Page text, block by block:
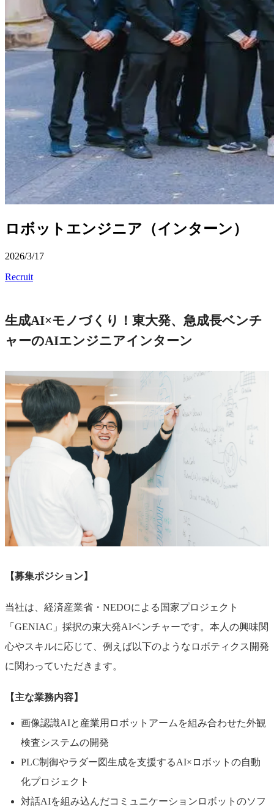
ロボットエンジニア（インターン）
2026/3/17
Recruit
生成AI×モノづくり！東大発、急成長ベンチ
ャーのAIエンジニアインターン
【募集ポジション】
当社は、経済産業省・NEDOによる国家プロジェクト
「GENIAC」採択の東大発AIベンチャーです。本人の興味関
心やスキルに応じて、例えば以下のようなロボティクス開発
に関わっていただきます。
【主な業務内容】
画像認識AIと産業用ロボットアームを組み合わせた外観
検査システムの開発
PLC制御やラダー図生成を支援するAI×ロボットの自動
化プロジェクト
対話AIを組み込んだコミュニケーションロボットのソフ